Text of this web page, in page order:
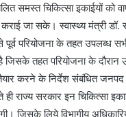
समस्त चिकित्सा इकाईयों को
जा सके। स्वास्थ्य मंत्री डॉ.
पूर्व परियोजना के तहत उपलब्ध
है जिसके तहत परियोजना के
करने के निर्देश संबंधित जनपद
ही राज्य सरकार इन
जिसके लिये विभागीय